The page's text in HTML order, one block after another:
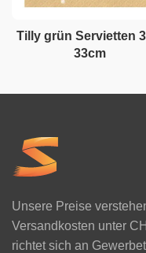
Tilly grün Servietten
33cm
Unsere Preise
Versandkosten unter
richtet sich an